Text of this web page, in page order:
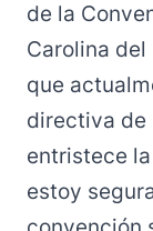
de la
Carolina del
que
directiva de
entristece
estoy